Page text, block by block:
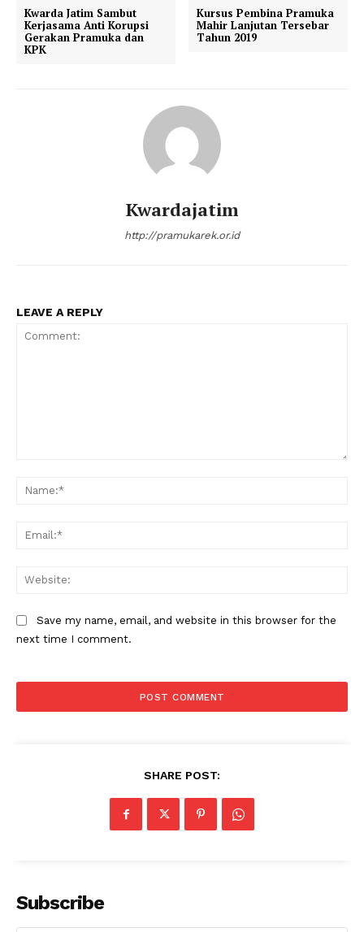
Kwarda Jatim Sambut
Kerjasama Anti Korupsi
Gerakan Pramuka dan
KPK
Kursus Pembina Pramuka
Mahir Lanjutan Tersebar
Tahun 2019
Kwardajatim
http://pramukarek.or.id
LEAVE A REPLY
Save my name, email, and website in this browser for the
next time I comment.
SHARE POST:
Subscribe